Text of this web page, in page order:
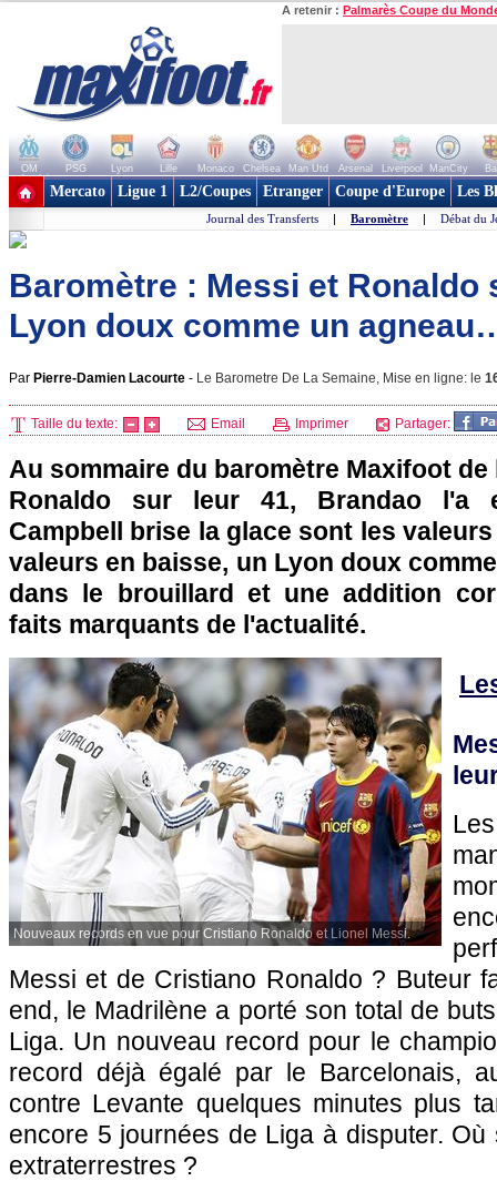
A retenir : Palmarès Coupe du
OM PSG Lyon Lille Monaco Chelsea Man Utd Arsenal Liverpool ManCity
+ de clubs
Mercato Ligue 1 L2/Coupes Etranger Coupe d'Europe Les
Journal des Transferts | Baromètre | Débat du
Baromètre : Messi et Ronaldo
Lyon doux comme un
Par Pierre-Damien Lacourte - Le Barometre De La Semaine, Mise en ligne: le
Taille du texte: Email Imprimer Partager:
Au sommaire du baromètre Maxifoot de
Ronaldo sur leur 41, Brandao l'a
Campbell brise la glace sont les
valeurs en baisse, un Lyon doux
dans le brouillard et une addition
faits marquants de l'actualité.
Nouveaux records en vue pour Cristiano Ronaldo et Lionel Messi.
Messi et de Cristiano Ronaldo ? Buteur
end, le Madrilène a porté son total de
Liga. Un nouveau record pour le
record déjà égalé par le Barcelonais,
contre Levante quelques minutes plus
encore 5 journées de Liga à disputer.
extraterrestres ?